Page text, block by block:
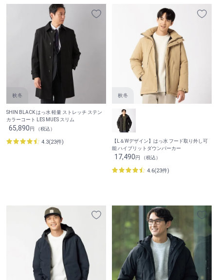
SHIN BLACK はっ水 軽量 ストレッチ ステン
カラーコート LES MUES スリム
65,890円 （税込）
4.3(23件)
【L＆Wデザイン】はっ水 フード取り外し可
能 ハイブリットダウンパーカー
17,490円 （税込）
4.6(23件)